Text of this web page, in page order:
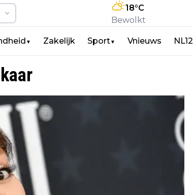
18°C
Bewolkt
▼ Zakelijk Sport▼ Vnieuws NL12